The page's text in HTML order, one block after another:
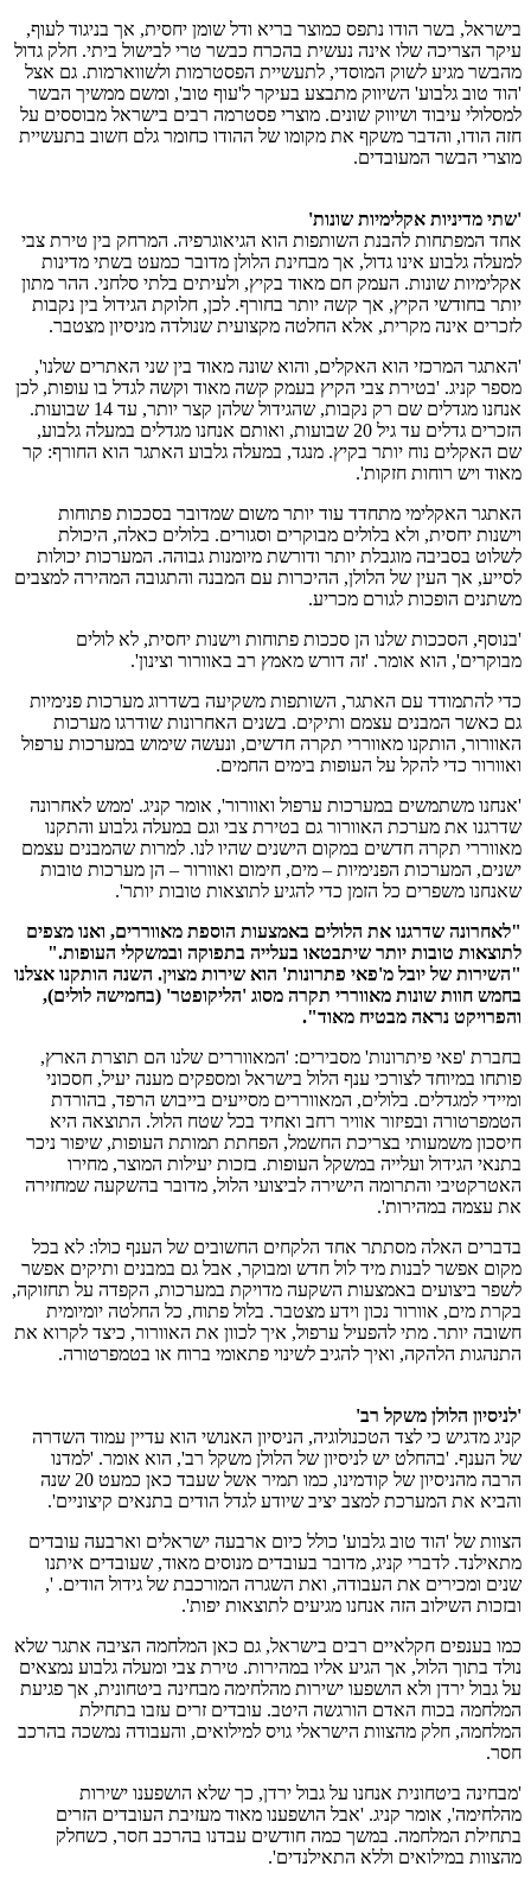
בישראל, בשר הודו נתפס כמוצר בריא ודל שומן יחסית, אך בניגוד לעוף,
עיקר הצריכה שלו אינה נעשית בהכרח כבשר טרי לבישול ביתי. חלק גדול
מהבשר מגיע לשוק המוסדי, לתעשיית הפסטרמות ולשווארמות. גם אצל
'הוד טוב גלבוע' השיווק מתבצע בעיקר ל'עוף טוב', ומשם ממשיך הבשר
למסלולי עיבוד ושיווק שונים. מוצרי פסטרמה רבים בישראל מבוססים על
חזה הודו, והדבר משקף את מקומו של ההודו כחומר גלם חשוב בתעשיית
מוצרי הבשר המעובדים.
'שתי מדיניות אקלימיות שונות'
אחד המפתחות להבנת השותפות הוא הגיאוגרפיה. המרחק בין טירת צבי
למעלה גלבוע אינו גדול, אך מבחינת הלולן מדובר כמעט בשתי מדינות
אקלימיות שונות. העמק חם מאוד בקיץ, ולעיתים בלתי סלחני. ההר מתון
יותר בחודשי הקיץ, אך קשה יותר בחורף. לכן, חלוקת הגידול בין נקבות
לזכרים אינה מקרית, אלא החלטה מקצועית שנולדה מניסיון מצטבר.
'האתגר המרכזי הוא האקלים, והוא שונה מאוד בין שני האתרים שלנו',
מספר קניג. 'בטירת צבי הקיץ בעמק קשה מאוד וקשה לגדל בו עופות, לכן
אנחנו מגדלים שם רק נקבות, שהגידול שלהן קצר יותר, עד 14 שבועות.
הזכרים גדלים עד גיל 20 שבועות, ואותם אנחנו מגדלים במעלה גלבוע,
שם האקלים נוח יותר בקיץ. מנגד, במעלה גלבוע האתגר הוא החורף: קר
מאוד ויש רוחות חזקות'.
האתגר האקלימי מתחדד עוד יותר משום שמדובר בסככות פתוחות
וישנות יחסית, ולא בלולים מבוקרים וסגורים. בלולים כאלה, היכולת
לשלוט בסביבה מוגבלת יותר ודורשת מיומנות גבוהה. המערכות יכולות
לסייע, אך העין של הלולן, ההיכרות עם המבנה והתגובה המהירה למצבים
משתנים הופכות לגורם מכריע.
'בנוסף, הסככות שלנו הן סככות פתוחות וישנות יחסית, לא לולים
מבוקרים', הוא אומר. 'זה דורש מאמץ רב באוורור וצינון'.
כדי להתמודד עם האתגר, השותפות משקיעה בשדרוג מערכות פנימיות
גם כאשר המבנים עצמם ותיקים. בשנים האחרונות שודרגו מערכות
האוורור, הותקנו מאווררי תקרה חדשים, ונעשה שימוש במערכות ערפול
ואוורור כדי להקל על העופות בימים החמים.
'אנחנו משתמשים במערכות ערפול ואוורור', אומר קניג. 'ממש לאחרונה
שדרגנו את מערכת האוורור גם בטירת צבי וגם במעלה גלבוע והתקנו
מאווררי תקרה חדשים במקום הישנים שהיו לנו. למרות שהמבנים עצמם
ישנים, המערכות הפנימיות – מים, חימום ואוורור – הן מערכות טובות
שאנחנו משפרים כל הזמן כדי להגיע לתוצאות טובות יותר'.
"לאחרונה שדרגנו את הלולים באמצעות הוספת מאווררים, ואנו מצפים
לתוצאות טובות יותר שיתבטאו בעלייה בתפוקה ובמשקלי העופות.
"
"השירות של יובל מ'פאי פתרונות' הוא שירות מצוין. השנה הותקנו אצלנו
בחמש חוות שונות מאווררי תקרה מסוג 'הליקופטר' (בחמישה לולים),
והפרויקט נראה מבטיח מאוד".
בחברת 'פאי פיתרונות' מסבירים: 'המאווררים שלנו הם תוצרת הארץ,
פותחו במיוחד לצורכי ענף הלול בישראל ומספקים מענה יעיל, חסכוני
ומיידי למגדלים. בלולים, המאווררים מסייעים בייבוש הרפד, בהורדת
הטמפרטורה ובפיזור אוויר רחב ואחיד בכל שטח הלול. התוצאה היא
חיסכון משמעותי בצריכת החשמל, הפחתת תמותת העופות, שיפור ניכר
בתנאי הגידול ועלייה במשקל העופות. בזכות יעילות המוצר, מחירו
האטרקטיבי והתרומה הישירה לביצועי הלול, מדובר בהשקעה שמחזירה
את עצמה במהירות'.
בדברים האלה מסתתר אחד הלקחים החשובים של הענף כולו: לא בכל
מקום אפשר לבנות מיד לול חדש ומבוקר, אבל גם במבנים ותיקים אפשר
לשפר ביצועים באמצעות השקעה מדויקת במערכות, הקפדה על תחזוקה,
בקרת מים, אוורור נכון וידע מצטבר. בלול פתוח, כל החלטה יומיומית
חשובה יותר. מתי להפעיל ערפול, איך לכוון את האוורור, כיצד לקרוא את
התנהגות הלהקה, ואיך להגיב לשינוי פתאומי ברוח או בטמפרטורה.
'לניסיון הלולן משקל רב'
קניג מדגיש כי לצד הטכנולוגיה, הניסיון האנושי הוא עדיין עמוד השדרה
של הענף. 'בהחלט יש לניסיון של הלולן משקל רב', הוא אומר. 'למדנו
הרבה מהניסיון של קודמינו, כמו תמיר אשל שעבד כאן כמעט 20 שנה
והביא את המערכת למצב יציב שיודע לגדל הודים בתנאים קיצוניים'.
הצוות של 'הוד טוב גלבוע' כולל כיום ארבעה ישראלים וארבעה עובדים
מתאילנד. לדברי קניג, מדובר בעובדים מנוסים מאוד, שעובדים איתנו
שנים ומכירים את העבודה, ואת השגרה המורכבת של גידול הודים. ',
ובזכות השילוב הזה אנחנו מגיעים לתוצאות יפות'.
כמו בענפים חקלאיים רבים בישראל, גם כאן המלחמה הציבה אתגר שלא
נולד בתוך הלול, אך הגיע אליו במהירות. טירת צבי ומעלה גלבוע נמצאים
על גבול ירדן ולא הושפעו ישירות מהלחימה מבחינה ביטחונית, אך פגיעת
המלחמה בכוח האדם הורגשה היטב. עובדים זרים עזבו בתחילת
המלחמה, חלק מהצוות הישראלי גויס למילואים, והעבודה נמשכה בהרכב
חסר.
'מבחינה ביטחונית אנחנו על גבול ירדן, כך שלא הושפענו ישירות
מהלחימה', אומר קניג. 'אבל הושפענו מאוד מעזיבת העובדים הזרים
בתחילת המלחמה. במשך כמה חודשים עבדנו בהרכב חסר, כשחלק
מהצוות במילואים וללא התאילנדים'.